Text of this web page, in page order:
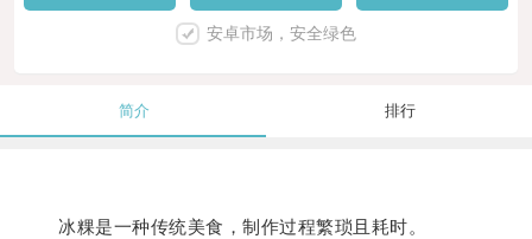
安卓市场，安全绿色
简介 排行
冰粿是一种传统美食，制作过程繁琐且耗时。